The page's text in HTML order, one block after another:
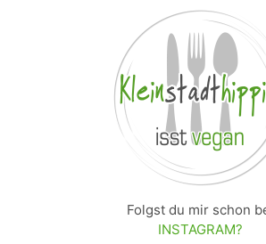
Folgst du mir schon
INSTAGRAM?